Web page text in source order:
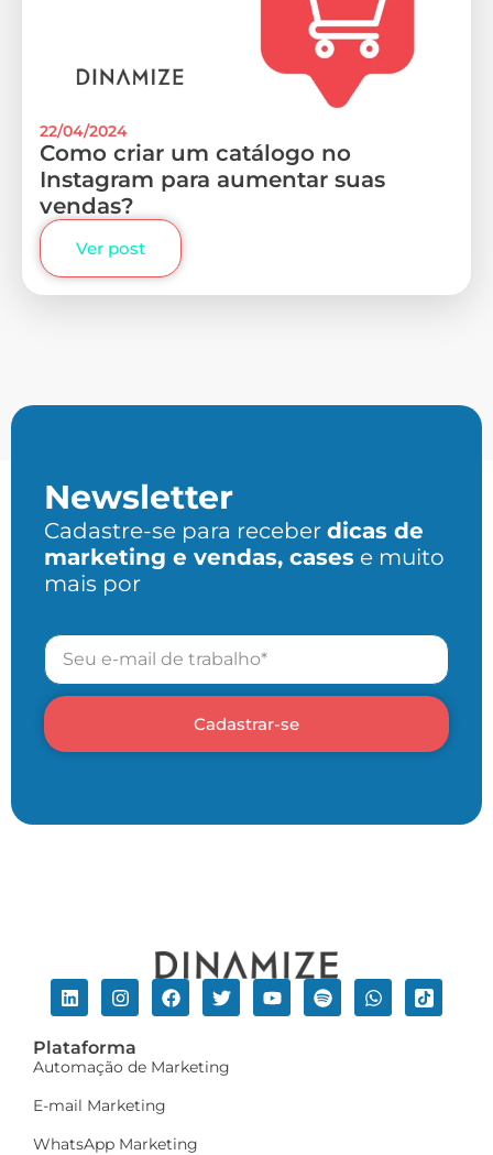
22/04/2024
Como criar um catálogo no
Instagram para aumentar suas
vendas?
Ver post
Newsletter
Cadastre-se para receber dicas de
marketing e vendas, cases e muito
mais por
Cadastrar-se
Plataforma
Automação de Marketing
E-mail Marketing
WhatsApp Marketing